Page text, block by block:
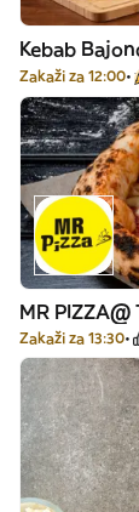
Kebab
Zakaži za 12:00
MR PIZZA@
Zakaži za 13:30